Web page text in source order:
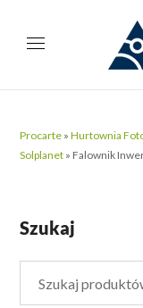
Procarte »Hurtownia
Solplanet » Falownik
Szukaj